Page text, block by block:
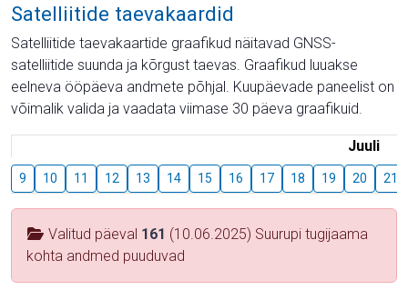
Satelliitide taevakaardid
Satelliitide taevakaartide graafikud näitavad GNSS-
satelliitide suunda ja kõrgust taevas. Graafikud luuakse
eelneva ööpäeva andmete põhjal. Kuupäevade paneelist on
võimalik valida ja vaadata viimase 30 päeva graafikuid.
Juuli
9 10 11 12 13 14 15 16 17 18 19 20 21
Valitud päeval 161 (10.06.2025) Suurupi tugijaama
kohta andmed puuduvad